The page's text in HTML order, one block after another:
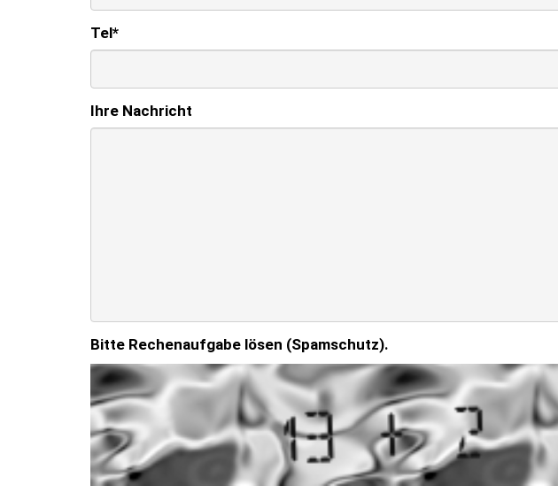
Tel*
Ihre Nachricht
Bitte Rechenaufgabe lösen (Spamschutz).